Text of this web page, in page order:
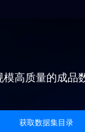
模高质量的成品
获取数据集目录